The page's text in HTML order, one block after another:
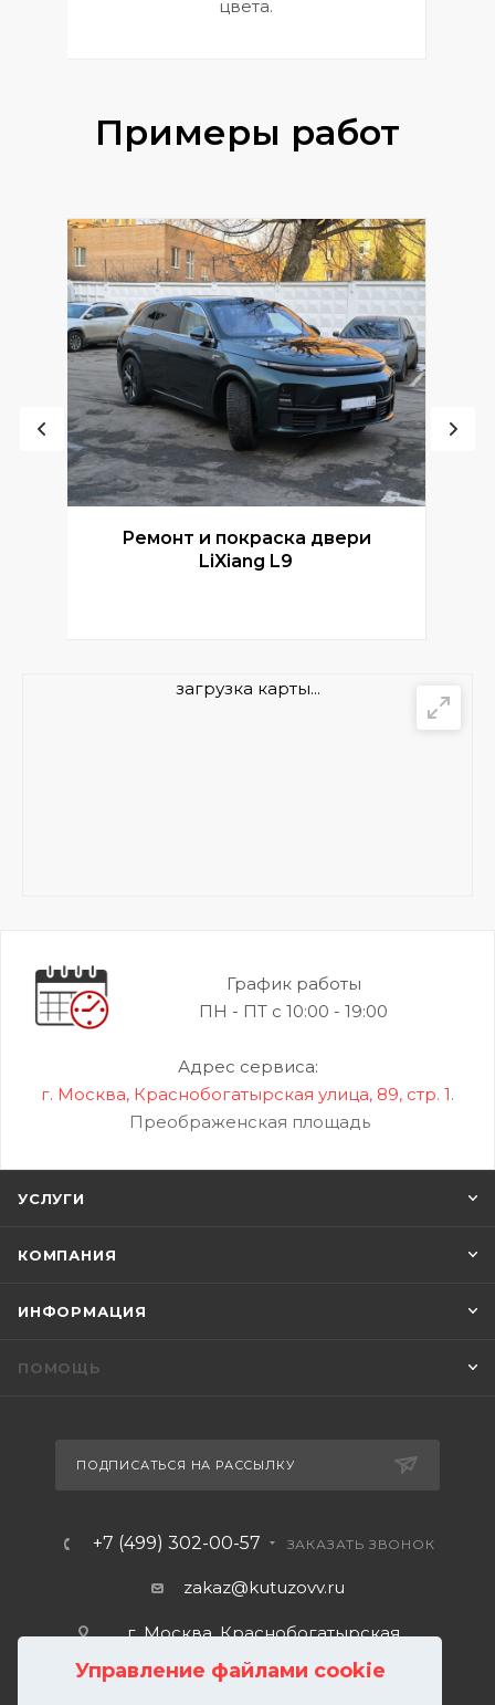
Управление файлами cookie
цвета.
Примеры работ
Ремонт и покраска двери
LiXiang L9
загрузка карты...
График работы
ПН - ПТ с 10:00 - 19:00
Адрес сервиса:
г. Москва, Краснобогатырская улица, 89, стр. 1.
Преображенская площадь
УСЛУГИ
КОМПАНИЯ
ИНФОРМАЦИЯ
ПОМОЩЬ
ПОДПИСАТЬСЯ НА РАССЫЛКУ
+7 (499) 302-00-57 ЗАКАЗАТЬ ЗВОНОК
zakaz@kutuzovv.ru
г. Москва, Краснобогатырская